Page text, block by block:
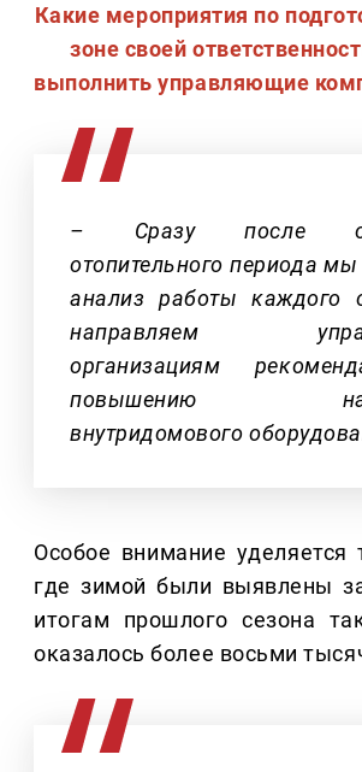
Какие мероприятия по
зоне своей
выполнить управляющие
– Сразу после
отопительного периода
анализ работы каждого
направляем
организациям
повышению
внутридомового
Особое внимание уделяется
где зимой были выявлены
итогам прошлого сезона
оказалось более восьми